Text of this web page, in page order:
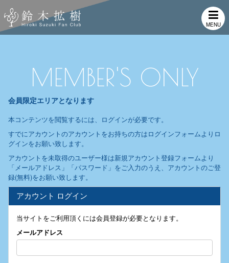
MENU
MEMBER'S ONLY
会員限定エリアとなります
本コンテンツを閲覧するには、ログインが必要です。
すでにアカウントのアカウントをお持ちの方はログインフォームよりロ
グインをお願い致します。
アカウントを未取得のユーザー様は新規アカウント登録フォームより
「メールアドレス」「パスワード」をご入力のうえ、アカウントのご登
録(無料)をお願い致します。
アカウント ログイン
当サイトをご利用頂くには会員登録が必要となります。
メールアドレス